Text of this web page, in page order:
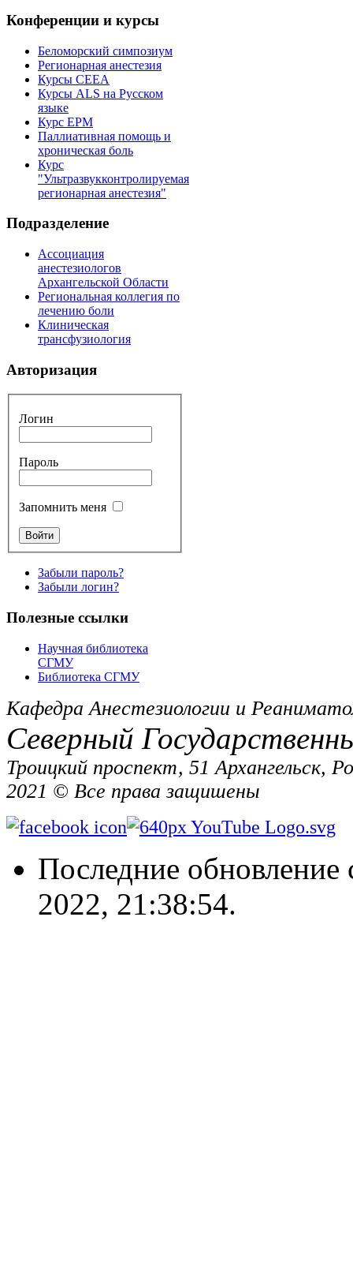
Конференции и курсы
Беломорский симпозиум
Регионарная анестезия
Курсы CEEA
Курсы ALS на Русском
языке
Курс EPM
Паллиативная помощь и
хроническая боль
Курс
"Ультразвукконтролируемая
регионарная анестезия"
Подразделение
Ассоциация
анестезиологов
Архангельской Области
Региональная коллегия по
лечению боли
Клиническая
трансфузиология
Авторизация
Логин
Пароль
Запомнить меня
Забыли пароль?
Забыли логин?
Полезные ссылки
Научная библиотека
СГМУ
Библиотека СГМУ
Кафедра Анестезиологии и
Северный
Троицкий проспект, 51 Архангельск,
2021 © Все права защишены
Последние обновление
2022, 21:38:54.